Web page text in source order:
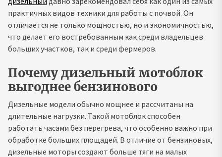
практичных видов техники для работы с почвой. Он
отличается не только мощностью, но и экономичностью,
что делает его востребованным как среди владельцев
больших участков, так и среди фермеров.
Почему дизельный мотоблок
выгоднее бензинового
Дизельные модели обычно мощнее и рассчитаны на
длительные нагрузки. Такой мотоблок способен
работать часами без перегрева, что особенно важно при
обработке больших площадей. В отличие от бензиновых,
дизельные моторы создают больше тяги на малых